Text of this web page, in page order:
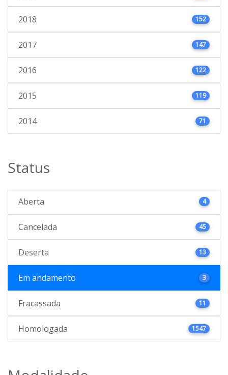
2018 152
2017 147
2016 122
2015 119
2014 71
Status
Aberta 4
Cancelada 45
Deserta 13
Em andamento 3
Fracassada 11
Homologada 1547